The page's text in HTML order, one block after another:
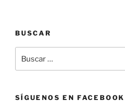
BUSCAR
por:
SÍGUENOS EN FACEBOOK